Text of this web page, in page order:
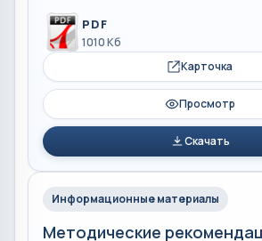
PDF
1010 Кб
Карточка
Просмотр
Скачать
Информационные материалы
Методические